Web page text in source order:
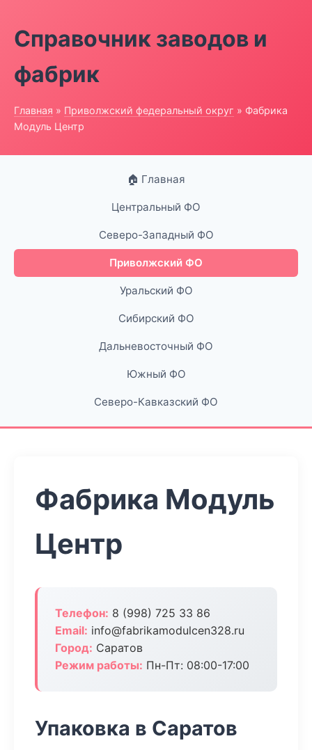
Справочник заводов и
фабрик
Главная » Приволжский федеральный округ » Фабрика
Модуль Центр
🏠 Главная
Центральный ФО
Северо-Западный ФО
Приволжский ФО
Уральский ФО
Сибирский ФО
Дальневосточный ФО
Южный ФО
Северо-Кавказский ФО
Фабрика Модуль
Центр
Телефон: 8 (998) 725 33 86
Email: info@fabrikamodulcen328.ru
Город: Саратов
Режим работы: Пн-Пт: 08:00-17:00
Упаковка в Саратов